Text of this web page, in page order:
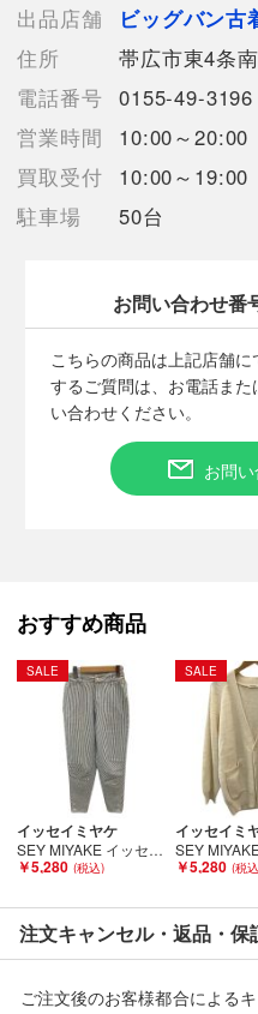
【使用予定配送業者】佐川急
【こちらの商品は在庫連動シ
ョップと併売を行なっており
の反映が間に合わず欠品とな
売切れの場合は、ご購入をキ
います。】
目立った汚れは見受けられま
サイズは平置きでの計測とな
商品画像に関しては出来る限
ますが、実際の商品と比較し
りますこと予めご了承ください
店頭との併売商品のため、記
られるなど多少商品状態が変
人の手を経た商品です。
■弊社からは、ご落札やご購入
行なっております。
評価ご不要のお客様は、ご落
■弊社（株式会社オカモトＲ
ください■
弊社（株式会社オカモトＲＭ
た『偽装サイト』を確認して
当店とは一切関係がございま
出品店舗
ビッグバン古
住所
帯広市東4条
電話番号 0155-49-3196
営業時間
10:00～20:00
買取受付
10:00～19:00
駐車場
50台
お問い合わせ番
こちらの商品は上記店舗
するご質問は、お電話ま
い合わせください。
お問
おすすめ商品
SALE
イッセイミヤケ
SEY MIYAKE イッセイミヤケ レディース パンツ SIZE 9号 ヒッコリー ヒッコリー Bランク
￥5,280
SALE
イッセイミ
￥5,280
注文キャンセル・返品・保
ご注文後のお客様都合による